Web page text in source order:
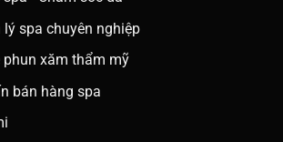
spa chuyên nghiệp
phun xăm thẩm mỹ
bán hàng spa